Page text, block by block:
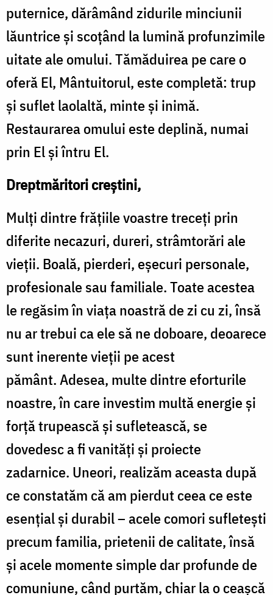
puternice, dărâmând zidurile minciunii
lăuntrice și scoțând la lumină profunzimile
uitate ale omului. Tămăduirea pe care o
oferă El, Mântuitorul, este completă: trup
și suflet laolaltă, minte și inimă.
Restaurarea omului este deplină, numai
prin El și întru El.
Dreptmăritori creștini,
Mulți dintre frățiile voastre treceți prin
diferite necazuri, dureri, strâmtorări ale
vieții. Boală, pierderi, eșecuri personale,
profesionale sau familiale. Toate acestea
le regăsim în viața noastră de zi cu zi, însă
nu ar trebui ca ele să ne doboare, deoarece
sunt inerente vieții pe acest
pământ. Adesea, multe dintre eforturile
noastre, în care investim multă energie și
forță trupească și sufletească, se
dovedesc a fi vanități și proiecte
zadarnice. Uneori, realizăm aceasta după
ce constatăm că am pierdut ceea ce este
esențial și durabil – acele comori sufletești
precum familia, prietenii de calitate, însă
și acele momente simple dar profunde de
comuniune, când purtăm, chiar la o ceașcă